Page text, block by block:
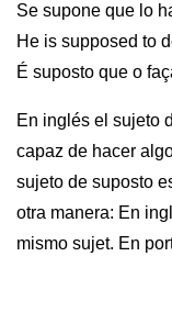
Se supone que lo
He is supposed to
É suposto que o
En inglés el sujeto
capaz de hacer
sujeto de suposto
otra manera: En
mismo sujet. En